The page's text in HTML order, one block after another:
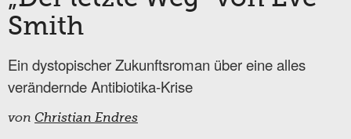
Smith
Ein dystopischer Zukunftsroman über eine alles
verändernde Antibiotika-Krise
von Christian Endres